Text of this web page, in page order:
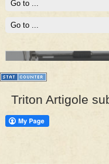
PRESA
Permise pentru
Prima mea carte
Averea Presedintelui:
conturi secrete ale
Triton Artigole